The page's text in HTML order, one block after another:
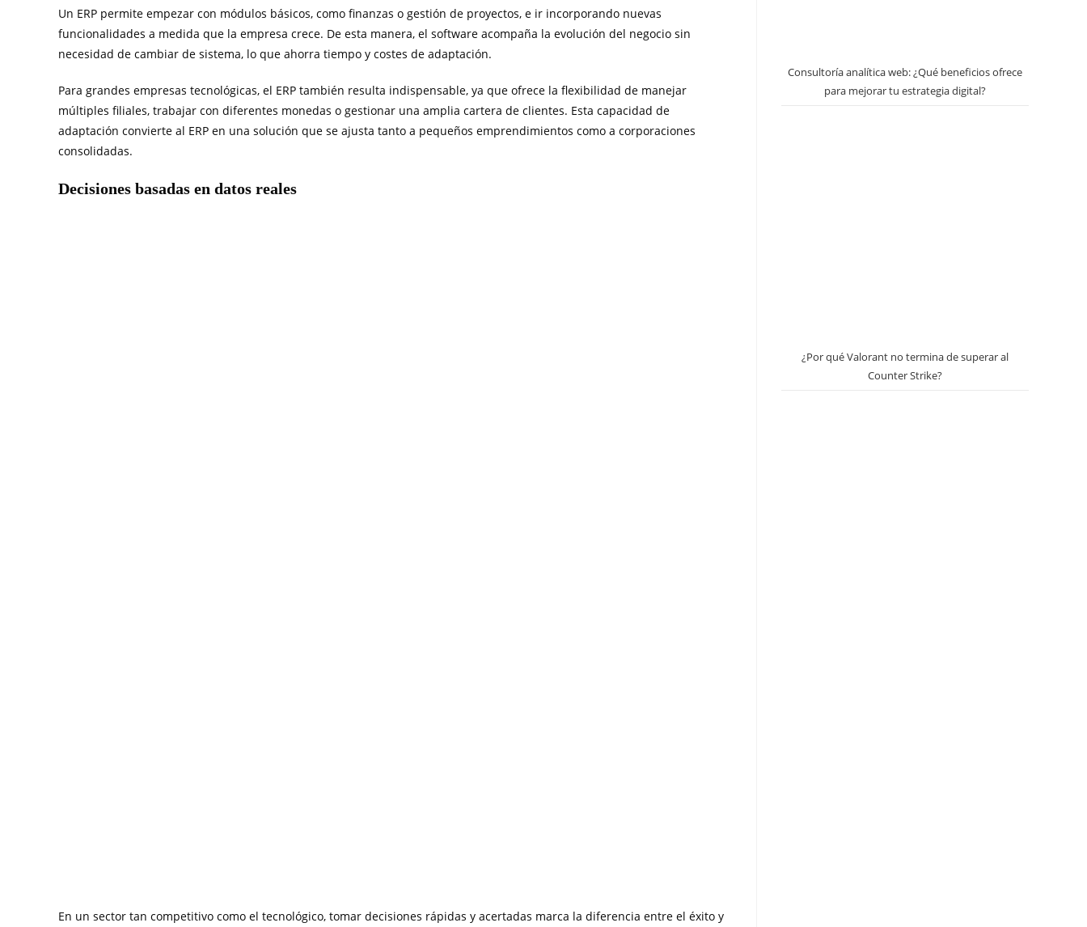
Un ERP permite empezar con módulos básicos, como finanzas o gestión de proyectos, e ir incorporando nuevas
funcionalidades a medida que la empresa crece. De esta manera, el software acompaña la evolución del negocio sin
necesidad de cambiar de sistema, lo que ahorra tiempo y costes de adaptación.
Para grandes empresas tecnológicas, el ERP también resulta indispensable, ya que ofrece la flexibilidad de manejar
múltiples filiales, trabajar con diferentes monedas o gestionar una amplia cartera de clientes. Esta capacidad de
adaptación convierte al ERP en una solución que se ajusta tanto a pequeños emprendimientos como a corporaciones
consolidadas.
Decisiones basadas en datos reales
En un sector tan competitivo como el tecnológico, tomar decisiones rápidas y acertadas marca la diferencia entre el éxito y
Consultoría analítica web: ¿Qué beneficios ofrece
para mejorar tu estrategia digital?
¿Por qué Valorant no termina de superar al
Counter Strike?